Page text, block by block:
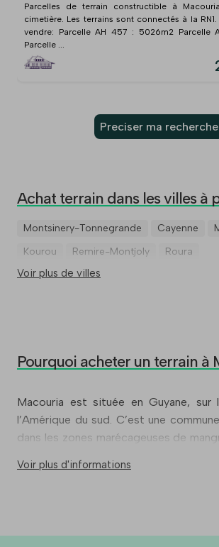
Parcelles de terrain constructible à
cimetière. Les terrains sont connectés à la
vendre: Parcelle AH 457 : 5026m2 Parcelle
Parcelle ...
Preciser ma recherche
Achat terrain dans les villes à
Montsinery-Tonnegrande Cayenne
Kourou
Remire-Montjoly Roura
Voir plus de villes
Pourquoi acheter un terrain à
Macouria est située en Guyane,
l’Amérique du sud. C’est une
dans les zones marécageuses de
Macouriens, et étaient au nombre de
Voir plus d'informations